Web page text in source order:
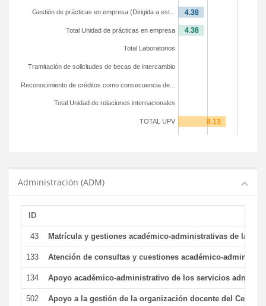
TOTAL UPV
Total Unidad de relaciones internacionales
Reconocimiento de créditos como consecuencia de...
Tramitación de solicitudes de becas de intercambio
Total Laboratorios
Total Unidad de prácticas en empresa
Gestión de prácticas en empresa (Dirigida a est...
Administración (ADM)
ID
43 Matrícula y gestiones académico-administrativas de la
133 Atención de consultas y cuestiones académico-
134 Apoyo académico-administrativo de los servicios
502 Apoyo a la gestión de la organización docente del Centro